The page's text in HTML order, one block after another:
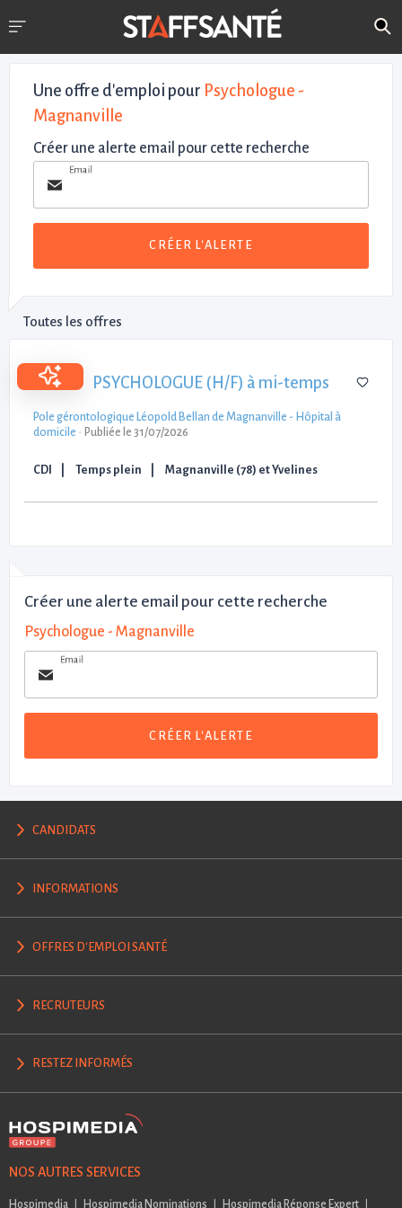
Une offre d'emploi pour Psychologue -
Magnanville
Créer une alerte email pour cette recherche
Email
CRÉER L'ALERTE
Toutes les offres
PSYCHOLOGUE (H/F) à mi-temps
Pole gérontologique Léopold Bellan de Magnanville - Hôpital à
domicile - Publiée le 31/07/2026
CDI Temps plein Magnanville (78) et Yvelines
Créer une alerte email pour cette recherche
Psychologue - Magnanville
Email
CRÉER L'ALERTE
CANDIDATS
INFORMATIONS
OFFRES D'EMPLOI SANTÉ
RECRUTEURS
RESTEZ INFORMÉS
NOS AUTRES SERVICES
Hospimedia Hospimedia Nominations Hospimedia Réponse Expert